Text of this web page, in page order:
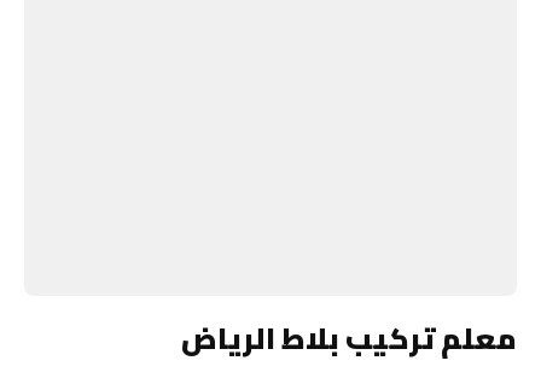
معلم تركيب بلاط الرياض